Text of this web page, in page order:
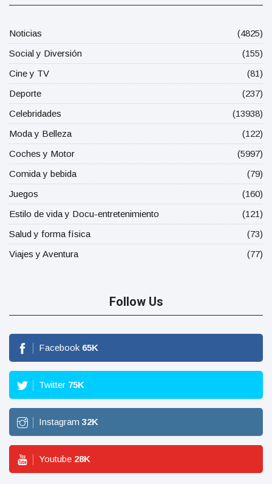
Noticias
(4825)
Social y Diversión
(155)
Cine y TV
(81)
Deporte
(237)
Celebridades
(13938)
Moda y Belleza
(122)
Coches y Motor
(5997)
Comida y bebida
(79)
Juegos
(160)
Estilo de vida y Docu-entretenimiento
(121)
Salud y forma física
(73)
Viajes y Aventura
(77)
Follow Us
Facebook 65K
Twitter 75K
Instagram 32K
Youtube 28K